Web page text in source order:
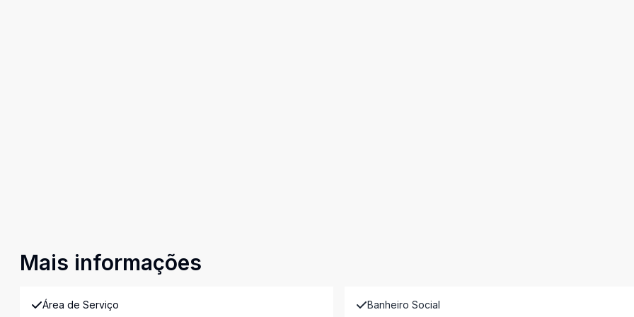
Mais informações
Área de Serviço Banheiro Social